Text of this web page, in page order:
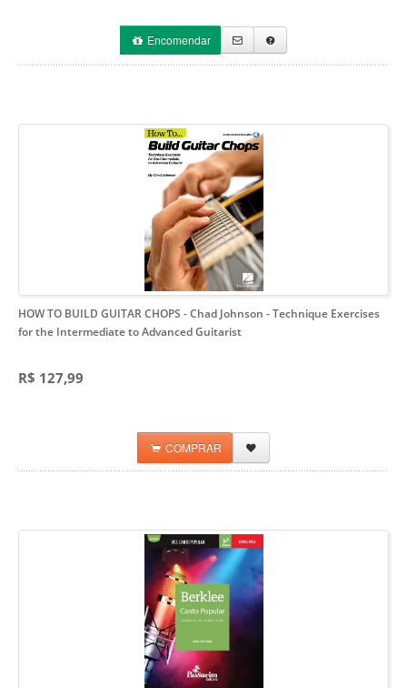
Encomendar
HOW TO BUILD GUITAR CHOPS - Chad Johnson - Technique Exercises
for the Intermediate to Advanced Guitarist
R$ 127,99
COMPRAR